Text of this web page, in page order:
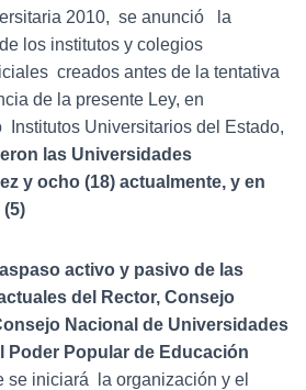
2010, se anunció la
los institutos y colegios
creados antes de la tentativa
de la presente Ley, en
Institutos Universitarios del Estado,
las Universidades
y ocho (18) actualmente, y en
activo y pasivo de las
del Rector, Consejo
Nacional de Universidades
Poder Popular de Educación
se iniciará la organización y el